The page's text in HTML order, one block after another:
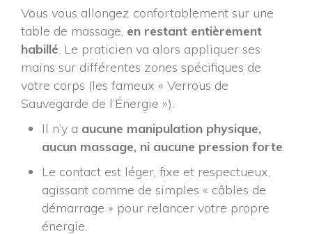
Vous vous allongez confortablement sur une
table de massage, en restant entièrement
habillé. Le praticien va alors appliquer ses
mains sur différentes zones spécifiques de
votre corps (les fameux « Verrous de
Sauvegarde de l’Énergie »).
Il n’y a aucune manipulation physique,
aucun massage, ni aucune pression forte.
Le contact est léger, fixe et respectueux,
agissant comme de simples « câbles de
démarrage » pour relancer votre propre
énergie.